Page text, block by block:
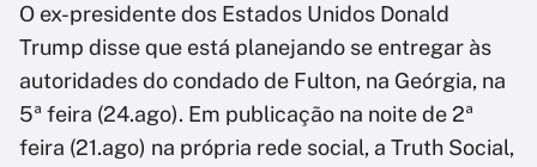
O ex-presidente dos Estados Unidos Donald
Trump disse que está planejando se entregar às
autoridades do condado de Fulton, na Geórgia, na
5ª feira (24.ago). Em publicação na noite de 2ª
feira (21.ago) na própria rede social, a Truth Social,